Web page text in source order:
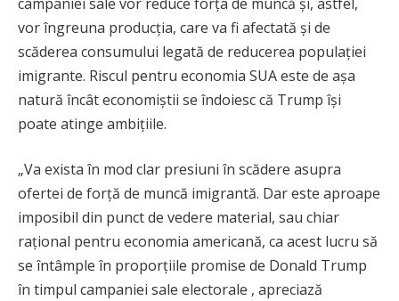
vor îngreuna producția, care va fi afectată și de
scăderea consumului legată de reducerea populației
imigrante. Riscul pentru economia SUA este de așa
natură încât economiștii se îndoiesc că Trump își
poate atinge ambițiile.
„Va exista în mod clar presiuni în scădere asupra
ofertei de forță de muncă imigrantă. Dar este aproape
imposibil din punct de vedere material, sau chiar
rațional pentru economia americană, ca acest lucru să
se întâmple în proporțiile promise de Donald Trump
în timpul campaniei sale electorale , apreciază